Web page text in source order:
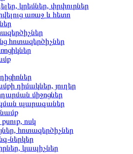
կրեմներ, փրփուրներ
առաջ և հետո
հոտազերծիչներ
դիմակներ, յուղեր
միջոցներ
պարագաներ
ոսկ
հոտազերծիչներ
ներկեր
կապիչներ